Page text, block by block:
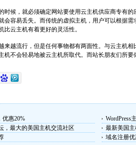
时候，就必须确定网站要使用云主机供应商专有
会容易丢失。而传统的虚拟主机，用户可以根据需
比云主机有着更好的灵活性。
越流行，但是任何事物都有两面性。与云主机相
机不会轻易地被云主机所取代。而站长朋友们所要
优惠20%
WordPress
，最大的美国主机交流社区
最新美国
域名注册优